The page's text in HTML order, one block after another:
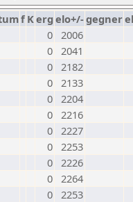
f Kerg elo+/-gegner
0 2006
0 2041
0 2182
0 2133
0 2204
0 2216
0 2227
0 2253
0 2226
0 2264
0 2253